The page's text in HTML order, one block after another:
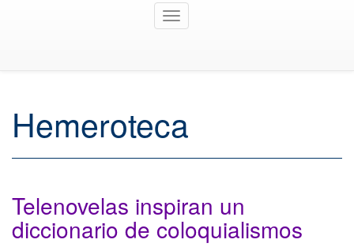
Toggle
Hemeroteca
Telenovelas inspiran un
diccionario de coloquialismos